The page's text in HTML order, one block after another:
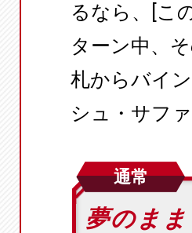
るなら、[こ
ターン中、
札からバイ
シュ・サフ
通常
夢のま